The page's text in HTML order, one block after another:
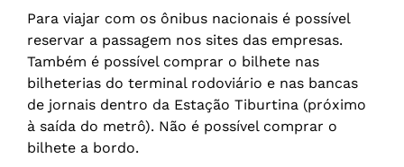
Para viajar com os ônibus nacionais é possível
reservar a passagem nos sites das empresas.
Também é possível comprar o bilhete nas
bilheterias do terminal rodoviário e nas bancas
de jornais dentro da Estação Tiburtina (próximo
à saída do metrô). Não é possível comprar o
bilhete a bordo.